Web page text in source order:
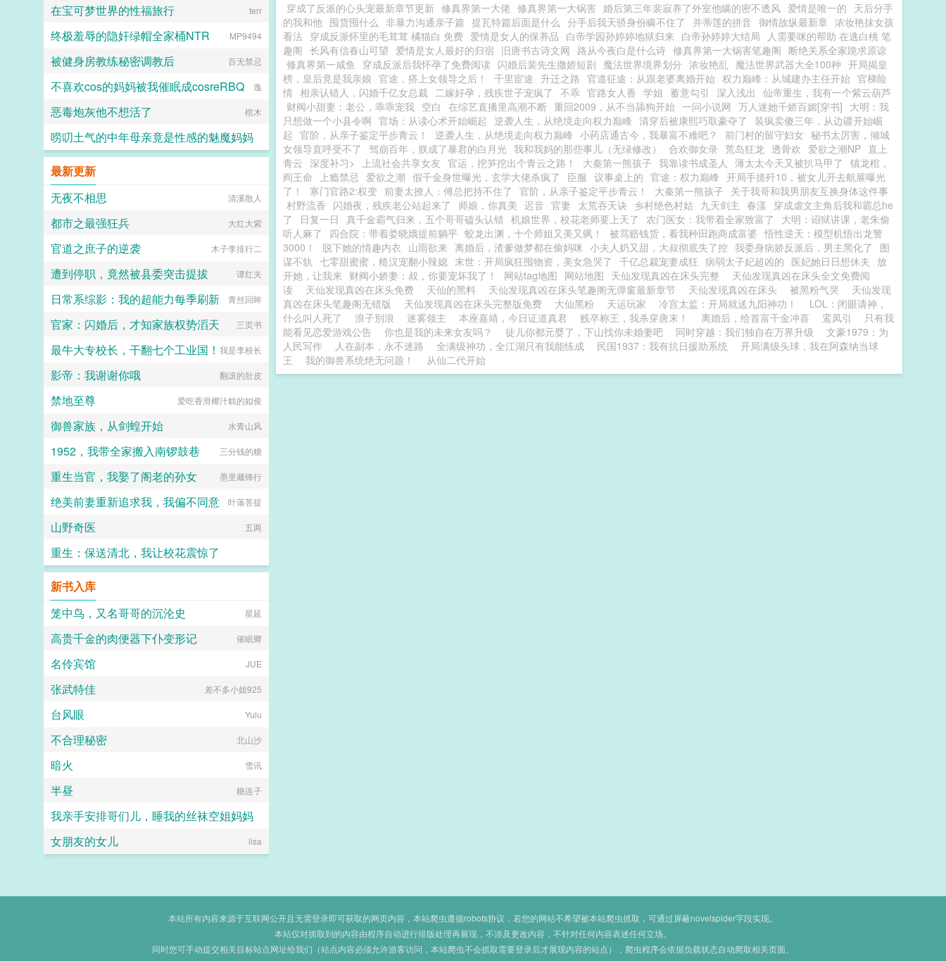
穿成了反派的心头宠最新章节更新 修真界第一大佬 修真界第一大锅害 婚后第三年裴寂养了外室他瞒的密不透风 爱情是唯一的 天后分手
的我和他 囤货囤什么 非暴力沟通亲子篇 提瓦特篇后面是什么 分手后我天骄身份瞒不住了 并蒂莲的拼音 御情故纵最新章 浓妆艳抹女孩
看法 穿成反派怀里的毛茸茸 橘猫白 免费 爱情是女人的保养品 白帝学园孙婷婷地狱归来 白帝孙婷婷大结局
人需要咪的帮助 在逃白桃 笔
趣阁 长风有信春山可望 爱情是女人最好的归宿 旧唐书古诗文网 路从今夜白是什么诗 修真界第一大锅害笔趣阁 断绝关系全家跪求原谅
修真界第一咸鱼
穿成反派后我怀孕了免费阅读 闪婚后裴先生撒娇短剧 魔法世界境界划分 浓妆艳乱 魔法世界武器大全100种 开局揭皇
榜，皇后竟是我亲娘 官途，搭上女领导之后！ 千里宦途 升迁之路 官道征途：从跟老婆离婚开始 权力巅峰：从城建办主任开始 官梯险
情 相亲认错人，闪婚千亿女总裁 二嫁好孕，残疾世子宠疯了 不乖 官路女人香 学姐 蓄意勾引 深入浅出 仙帝重生，我有一个紫云葫芦
财阀小甜妻：老公，乖乖宠我 空白 在综艺直播里高潮不断 重回2009，从不当舔狗开始 一问小说网 万人迷她千娇百媚[穿书] 大明：我
只想做一个小县令啊 官场：从读心术开始崛起 逆袭人生，从绝境走向权力巅峰 清穿后被康熙巧取豪夺了 装疯卖傻三年，从边疆开始崛
起 官阶，从亲子鉴定平步青云！ 逆袭人生，从绝境走向权力巅峰 小药店通古今，我暴富不难吧？ 前门村的留守妇女 秘书太厉害，倾城
女领导直呼受不了 驾崩百年，朕成了暴君的白月光 我和我妈的那些事儿（无绿修改） 合欢御女录 荒岛狂龙 透骨欢 爱欲之潮NP 直上
青云 深度补习> 上流社会共享女友 官运，挖笋挖出个青云之路！ 大秦第一熊孩子 我靠读书成圣人 薄太太今天又被扒马甲了 镇龙棺，
阎王命
上瘾禁忌 爱欲之潮 假千金身世曝光，玄学大佬杀疯了 臣服 议事桌上的 官途：权力巅峰 开局手搓歼10，被女儿开去航展曝光
了！
寒门官路2:权变 前妻太撩人：傅总把持不住了 官阶，从亲子鉴定平步青云！ 大秦第一熊孩子 关于我哥和我男朋友互换身体这件事
村野流香 闪婚夜，残疾老公站起来了 师娘，你真美 迟音 官妻 太荒吞天诀 乡村绝色村姑 九天剑主 春漾 穿成虐文主角后我和霸总he
了
日复一日 真千金霸气归来，五个哥哥磕头认错 机娘世界，校花老师要上天了 农门医女：我带着全家致富了
大明：诏狱讲课，老朱偷
听人麻了
四合院：带着娄晓娥提前躺平 蛟龙出渊，十个师姐又美又飒！ 被骂赔钱货，看我种田跑商成富婆 悟性逆天：模型机悟出龙警
3000！
脱下她的情趣内衣 山雨欲来 离婚后，渣爹做梦都在偷妈咪 小夫人奶又甜，大叔彻底失了控 我委身病娇反派后，男主黑化了
图
谋不轨 七零甜蜜蜜，糙汉宠翻小辣媳 末世：开局疯狂囤物资，美女急哭了 千亿总裁宠妻成狂 病弱太子妃超凶的 医妃她日日想休夫 放
开她，让我来 财阀小娇妻：叔，你要宠坏我了！ 网站tag地图 网站地图 天仙发现真凶在床头完整
天仙发现真凶在床头全文免费阅
读
天仙发现真凶在床头免费 天仙的黑料 天仙发现真凶在床头笔趣阁无弹窗最新章节 天仙发现真凶在床头 被黑粉气哭
天仙发现
真凶在床头笔趣阁无错版
天仙发现真凶在床头完整版免费 大仙黑粉 天运玩家 冷宫太监：开局就送九阳神功！
LOL：闭眼请神，
什么叫人死了
浪子別浪 迷雾领主 本座嘉靖，今日证道真君 贱卒称王，我杀穿唐末！ 离婚后，给首富千金冲喜 鸾凤引
只有我
能看见恋爱游戏公告
你也是我的未来女友吗？ 徒儿你都元婴了，下山找你未婚妻吧 同时穿越：我们独自在万界升级
文豪1979：为
人民写作
人在副本，永不迷路 全满级神功，全江湖只有我能练成 民国1937：我有抗日援助系统
开局满级头球，我在阿森纳当球
王
我的御兽系统绝无问题！ 从仙二代开始
琴师
在宝可梦世界的性福旅行 terr
终极羞辱的隐奸绿帽全家桶NTR MP9494
被健身房教练秘密调教后 百无禁忌
不喜欢cos的妈妈被我催眠成cosreRBQ 逸
恶毒炮灰他不想活了 棺木
唠叨土气的中年母亲竟是性感的魅魔妈妈
最新更新
无夜不相思
清溪散人
都市之最强狂兵 大红大紫
官道之庶子的逆袭 木子李排行二
遭到停职，竟然被县委突击提拔 谭红夫
日常系综影：我的超能力每季刷新 青丝回眸
官家：闪婚后，才知家族权势滔天 三页书
最牛大专校长，干翻七个工业国！ 我是李校长
影帝：我谢谢你哦 翻滚的肚皮
禁地至尊 爱吃香滑椰汁糕的姒俊
御兽家族，从剑蝗开始 水青山风
1952，我带全家搬入南锣鼓巷 三分钱的糖
重生当官，我娶了阁老的孙女 墨里藏锋行
绝美前妻重新追求我，我偏不同意 叶落菩提
山野奇医 五两
重生：保送清北，我让校花震惊了
新书入库
笼中鸟，又名哥哥的沉沦史
星延
高贵千金的肉便器下仆变形记 催眠卿
名伶宾馆 JUE
张武特佳 差不多小姐925
台风眼 Yulu
不合理秘密 北山沙
暗火 雪讯
半昼 糖连子
我亲手安排哥们儿，睡我的丝袜空姐妈妈
hhkdesu
女朋友的女儿 lisa
本站所有内容来源于互联网公开且无需登录即可获取的网页内容，本站爬虫遵循robots协议，若您的网站不希望被本站爬虫抓取，可通过屏蔽novelspider字段实现。
本站仅对抓取到的内容由程序自动进行排版处理再展现，不涉及更改内容，不针对任何内容表述任何立场。
同时您可手动提交相关目标站点网址给我们（站点内容必须允许游客访问，本站爬虫不会抓取需要登录后才展现内容的站点），爬虫程序会依据负载状态自动爬取相关页面。